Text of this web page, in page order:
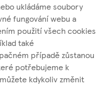
ukládáme soubory
fungování webu a
použití všech cookies
také
případě zůstanou
potřebujeme k
kdykoliv změnit